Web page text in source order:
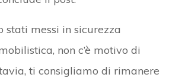
stati messi in sicurezza
non c’è motivo di
ti consigliamo di rimanere